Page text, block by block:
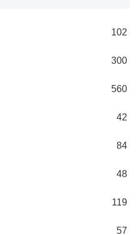
102
300
560
42
84
48
119
57